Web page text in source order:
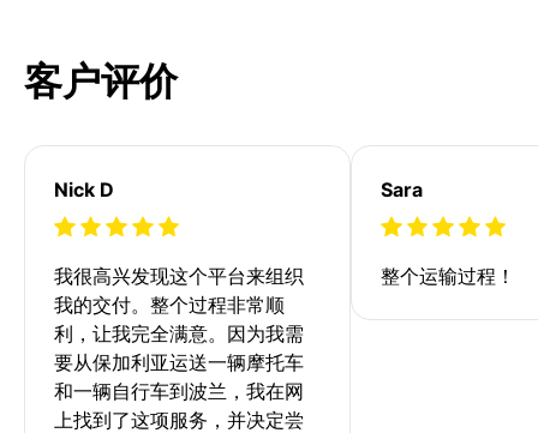
客户评价
Nick D
我很高兴发现这个平台来组织
我的交付。整个过程非常顺
利，让我完全满意。因为我需
要从保加利亚运送一辆摩托车
和一辆自行车到波兰，我在网
上找到了这项服务，并决定尝
Sara
整个运输过程！